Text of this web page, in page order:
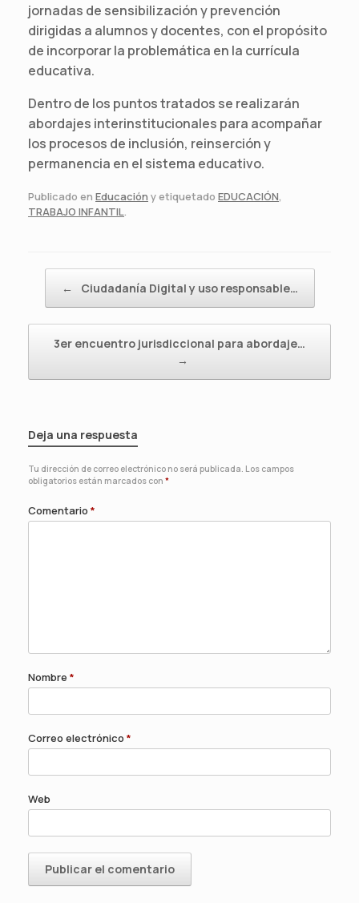
jornadas de sensibilización y prevención
dirigidas a alumnos y docentes, con el propósito
de incorporar la problemática en la currícula
educativa.
Dentro de los puntos tratados se realizarán
abordajes interinstitucionales para acompañar
los procesos de inclusión, reinserción y
permanencia en el sistema educativo.
Publicado en Educación y etiquetado EDUCACIÓN,
TRABAJO INFANTIL.
← Ciudadanía Digital y uso responsable…
3er encuentro jurisdiccional para abordaje…
→
Deja una respuesta
Tu dirección de correo electrónico no será publicada. Los campos
obligatorios están marcados con *
Comentario *
Nombre *
Correo electrónico *
Web